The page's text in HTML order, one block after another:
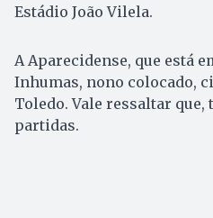
Estádio João Vilela.
A Aparecidense, que está
Inhumas, nono colocado,
Toledo. Vale ressaltar
partidas.